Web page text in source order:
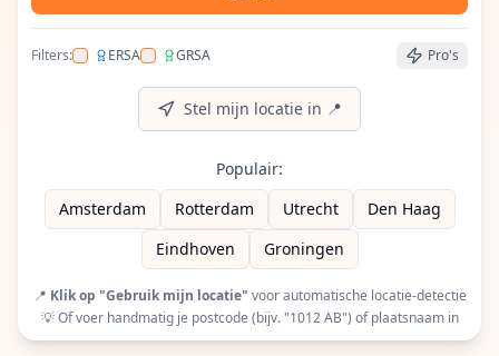
Filters: ERSA
Filter op ERSA (European Racquet Stringers
GRSA
Filter op GRSA (Global Racquet Pro's
Stel mijn locatie in 📍
Populair:
Amsterdam
Rotterdam Utrecht
Den Haag
Eindhoven
Groningen
📍 Klik op "Gebruik mijn locatie" voor automatische locatie-detectie
💡 Of voer handmatig je postcode (bijv. "1012 AB") of plaatsnaam in